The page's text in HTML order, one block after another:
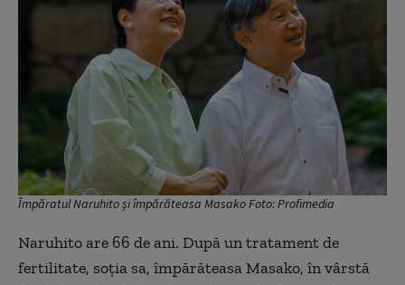
Împăratul Naruhito și împărăteasa Masako Foto: Profimedia
Naruhito are 66 de ani. După un tratament de
fertilitate, soția sa, împărăteasa Masako, în vârstă